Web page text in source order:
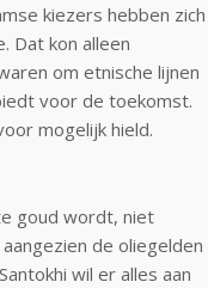
kiezers hebben zich
Dat kon alleen
om etnische lijnen
voor de toekomst.
mogelijk hield.
goud wordt, niet
de oliegelden
wil er alles aan